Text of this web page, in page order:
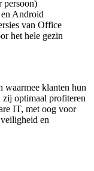
persoon)
Android
van Office
het hele gezin
waarmee klanten hun
zij optimaal profiteren
IT, met oog voor
en